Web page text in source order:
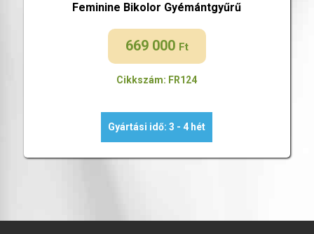
Feminine Bikolor Gyémántgyűrű
669 000 Ft
Cikkszám: FR124
Gyártási idő: 3 - 4 hét